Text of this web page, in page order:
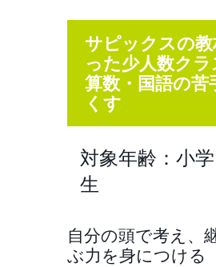
サピックスの
った少人数クラ
算数・国語の苦
くす
対象年齢：小
生
自分の頭で考え、
ぶ力を身につける